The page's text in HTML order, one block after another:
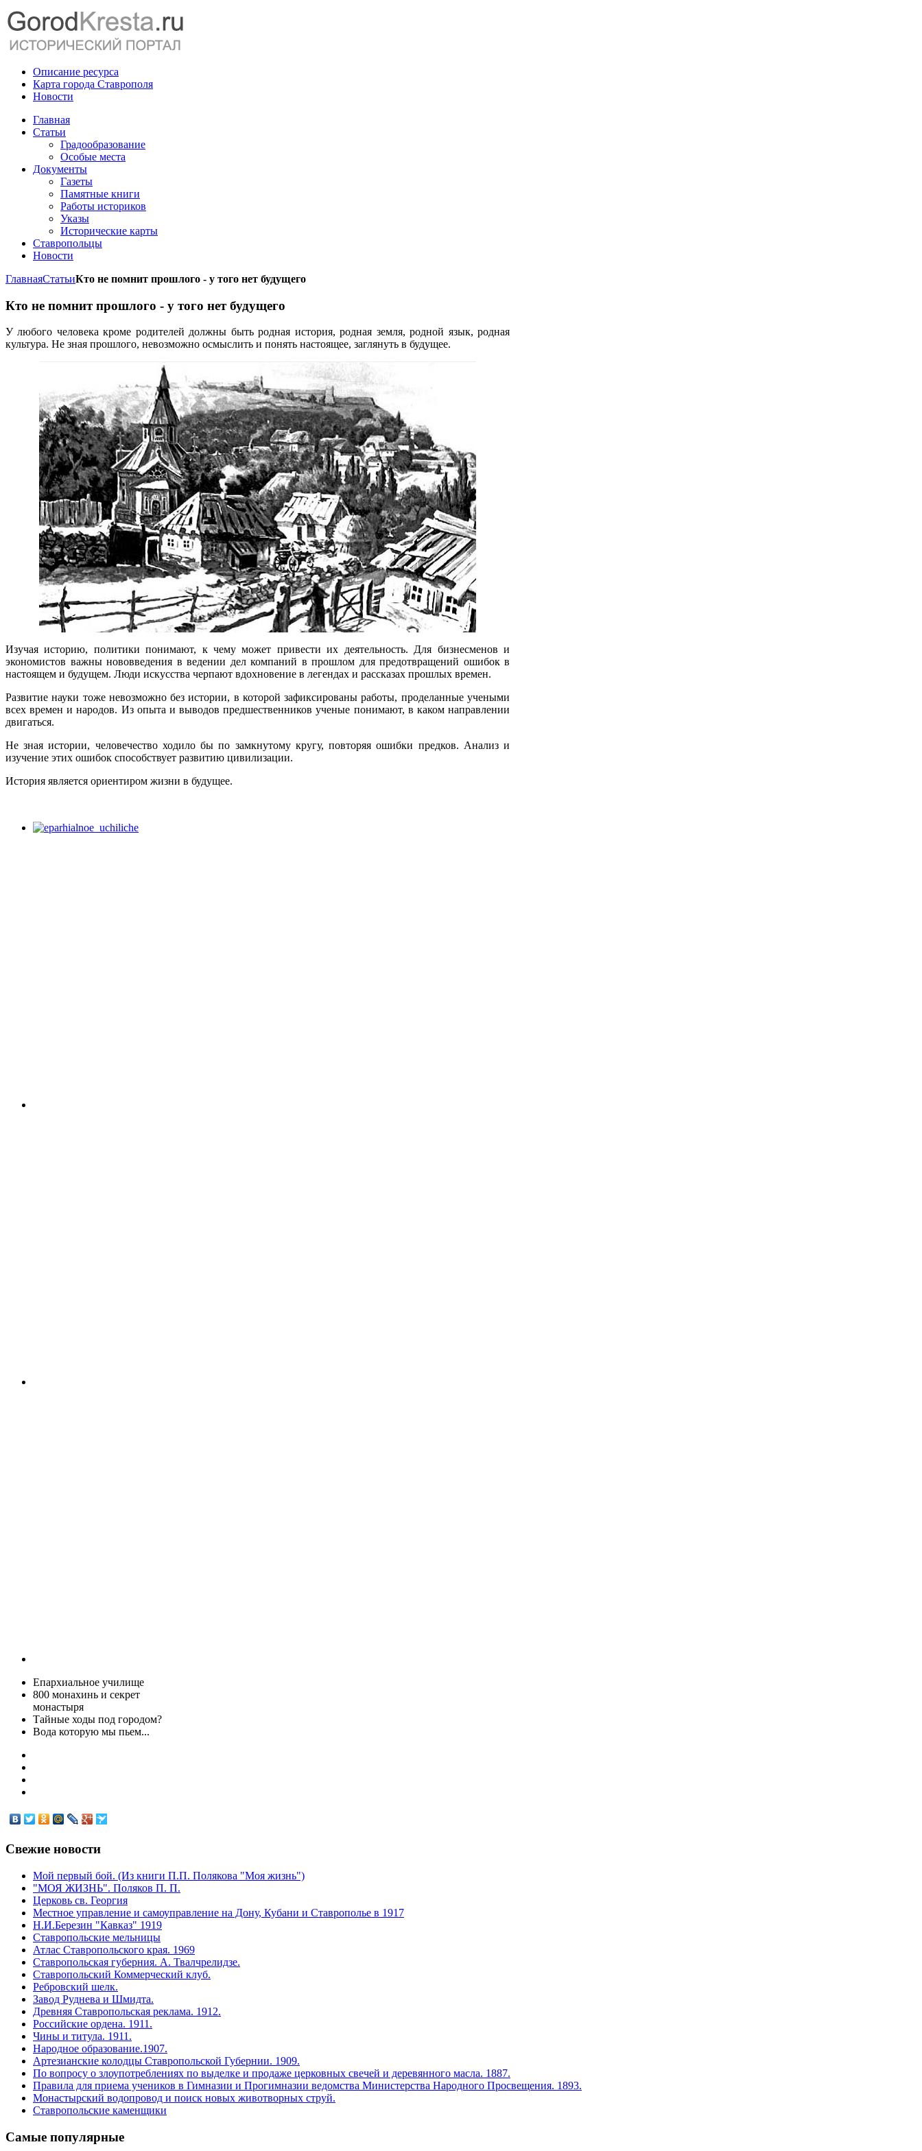
Описание ресурса
Карта города Ставрополя
Новости
Главная
Статьи
Градообразование
Особые места
Документы
Газеты
Памятные книги
Работы историков
Указы
Исторические карты
Ставропольцы
Новости
ГлавнаяСтатьиКто не помнит прошлого - у того нет будущего
Кто не помнит прошлого - у того нет будущего
У любого человека кроме родителей должны быть родная история, родная земля, родной язык, родная
культура. Не зная прошлого, невозможно осмыслить и понять настоящее, заглянуть в будущее.
Изучая историю, политики понимают, к чему может привести их деятельность. Для бизнесменов и
экономистов важны нововведения в ведении дел компаний в прошлом для предотвращений ошибок в
настоящем и будущем. Люди искусства черпают вдохновение в легендах и рассказах прошлых времен.
Развитие науки тоже невозможно без истории, в которой зафиксированы работы, проделанные учеными
всех времен и народов. Из опыта и выводов предшественников ученые понимают, в каком направлении
двигаться.
Не зная истории, человечество ходило бы по замкнутому кругу, повторяя ошибки предков. Анализ и
изучение этих ошибок способствует развитию цивилизации.
История является ориентиром жизни в будущее.
Епархиальное училище
800 монахинь и секрет
монастыря
Тайные ходы под городом?
Вода которую мы пьем...
Свежие новости
Мой первый бой. (Из книги П.П. Полякова "Моя жизнь")
"МОЯ ЖИЗНЬ". Поляков П. П.
Церковь св. Георгия
Местное управление и самоуправление на Дону, Кубани и Ставрополье в 1917
Н.И.Березин "Кавказ" 1919
Ставропольские мельницы
Атлас Ставропольского края. 1969
Ставропольская губерния. А. Твалчрелидзе.
Ставропольский Коммерческий клуб.
Ребровский шелк.
Завод Руднева и Шмидта.
Древняя Cтавропольская реклама. 1912.
Российские ордена. 1911.
Чины и титула. 1911.
Народное образование.1907.
Артезианские колодцы Ставропольской Губернии. 1909.
По вопросу о злоупотреблениях по выделке и продаже церковных свечей и деревянного масла. 1887.
Правила для приема учеников в Гимназии и Прогимназии ведомства Министерства Народного Просвещения. 1893.
Монастырский водопровод и поиск новых животворных струй.
Ставропольские каменщики
Самые популярные